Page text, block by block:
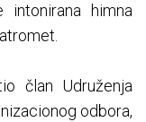
intonirana himna
član Udruženja
odbora,